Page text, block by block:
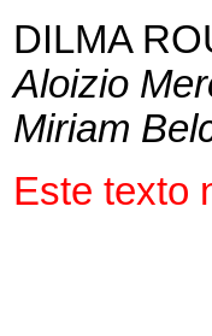
DILMA
Aloizio
Miriam
Este texto